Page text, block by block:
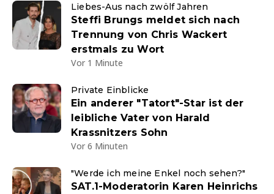
Liebes-Aus nach zwölf Jahren
Steffi Brungs meldet sich nach
Trennung von Chris Wackert
erstmals zu Wort
Vor 1 Minute
Private Einblicke
Ein anderer "Tatort"-Star ist der
leibliche Vater von Harald
Krassnitzers Sohn
Vor 6 Minuten
"Werde ich meine Enkel noch sehen?"
SAT.1-Moderatorin Karen Heinrichs